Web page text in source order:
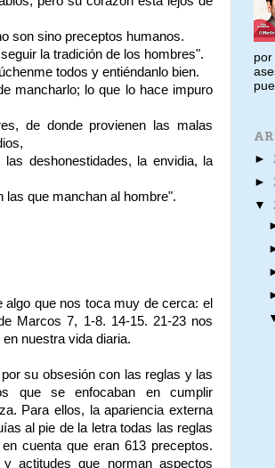
son sino preceptos humanos.
la tradición de los hombres".
todos y entiéndanlo bien.
mancharlo; lo que lo hace impuro
de donde provienen las malas
deshonestidades, la envidia, la
las que manchan al hombre".
algo que nos toca muy de cerca: el
Marcos 7, 1-8. 14-15. 21-23 nos
nuestra vida diaria.
su obsesión con las reglas y las
que se enfocaban en cumplir
Para ellos, la apariencia externa
al pie de la letra todas las reglas
cuenta que eran 613 preceptos.
actitudes que norman aspectos
por
►
►
▼